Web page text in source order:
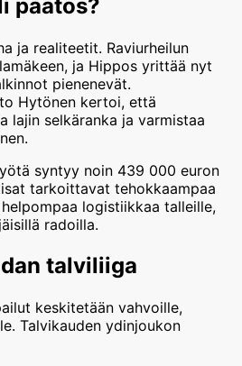
päätös?
ja realiteetit. Raviurheilun
ja Hippos yrittää nyt
pienenevät.
Hytönen kertoi, että
lajin selkäranka ja varmistaa
syntyy noin 439 000 euron
tarkoittavat tehokkaampaa
logistiikkaa talleille,
radoilla.
talviliiga
keskitetään vahvoille,
Talvikauden ydinjoukon